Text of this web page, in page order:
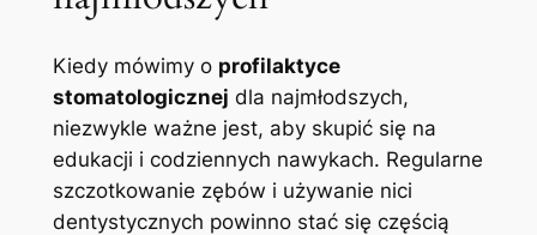
Kiedy mówimy o profilaktyce
stomatologicznej dla najmłodszych,
niezwykle ważne jest, aby skupić się na
edukacji i codziennych nawykach. Regularne
szczotkowanie zębów i używanie nici
dentystycznych powinno stać się częścią